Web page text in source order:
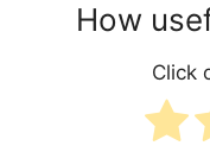
How
Click